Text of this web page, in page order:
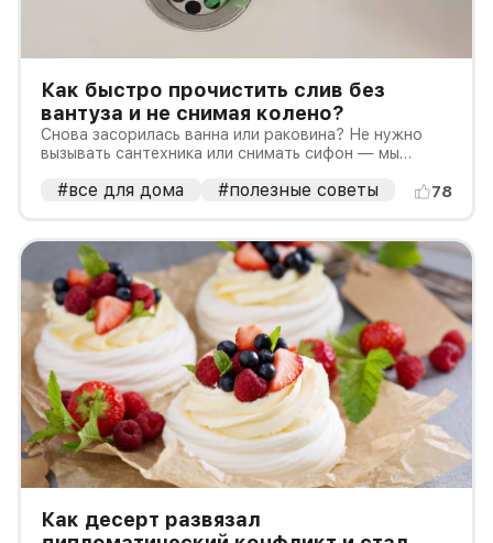
Как быстро прочистить слив без
вантуза и не снимая колено?
Снова засорилась ванна или раковина? Не нужно
вызывать сантехника или снимать сифон — мы
лишних усилий!
#все для дома #полезные советы 78
Как десерт развязал